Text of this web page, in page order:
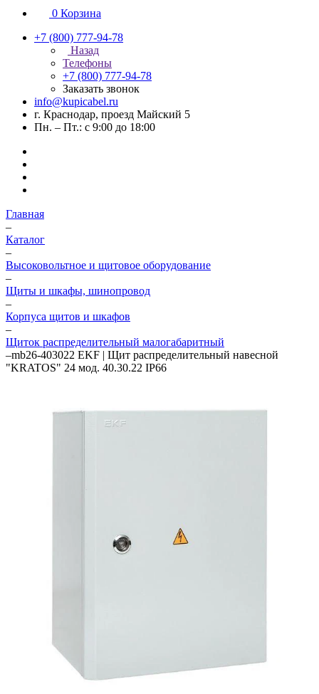
0 Корзина
+7 (800) 777-94-78
Назад
Телефоны
+7 (800) 777-94-78
Заказать звонок
info@kupicabel.ru
г. Краснодар, проезд Майский 5
Пн. – Пт.: с 9:00 до 18:00
Главная
–
Каталог
–
Высоковольтное и щитовое оборудование
–
Щиты и шкафы, шинопровод
–
Корпуса щитов и шкафов
–
Щиток распределительный малогабаритный
–mb26-403022 EKF | Щит распределительный навесной
"KRATOS" 24 мод. 40.30.22 IP66